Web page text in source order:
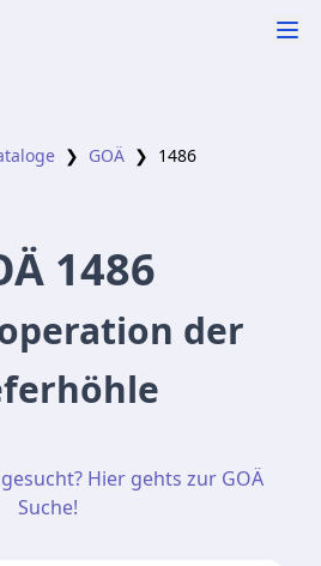
❯ GOÄ ❯ 1486
1486
der
Hier gehts zur GOÄ
Suche!